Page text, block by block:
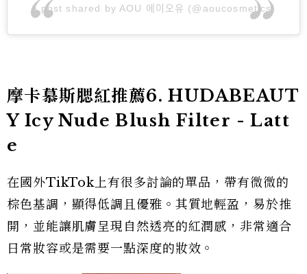
A post shared by AOU 에이오유 (@aoucosmetics)
摩卡慕斯腮紅推薦6. HUDABEAUT
Y Icy Nude Blush Filter - Latt
e
在國外TikTok上有很多討論的單品，帶有微微的
棕色基調，顯得低調且優雅。其質地輕盈，易於推
開，並能讓肌膚呈現自然透亮的紅潤感，非常適合
日常妝容或是需要一點深度的妝效。